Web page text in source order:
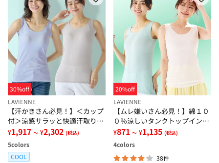
30%off
LAVIENNE
【汗かきさん必見！】＜カップ
付＞涼感サラッと快適汗取りタ
ンクトップインナー＜さらりラ
ボ＞
¥1,917 ～ ¥2,302 (税込)
5colors
COOL
20%off
LAVIENNE
【ムレ嫌いさん必見！】綿１０
０％涼しいタンクトップインナ
ー＜さらりラボ＞
¥871 ～ ¥1,135 (税込)
4colors
38件